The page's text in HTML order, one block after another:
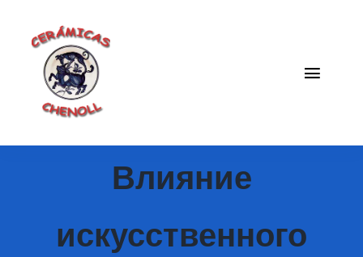
contenido
Toggle
Влияние
искусственного